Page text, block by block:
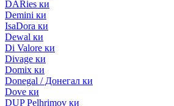
DARies ки
Demini ки
IsaDora ки
Dewal ки
Di Valore ки
Divage ки
Domix ки
Donegal / Донегал ки
Dove ки
DUP Pelhrimov ки